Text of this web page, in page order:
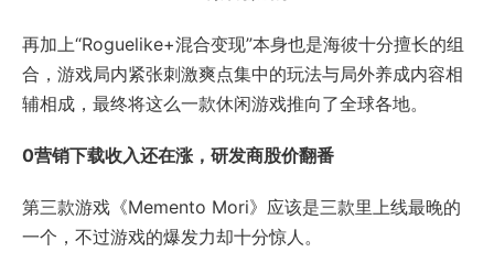
再加上“Roguelike+混合变现”本身也是海彼十分擅长的组
合，游戏局内紧张刺激爽点集中的玩法与局外养成内容相
辅相成，最终将这么一款休闲游戏推向了全球各地。
0营销下载收入还在涨，研发商股价翻番
第三款游戏《Memento Mori》应该是三款里上线最晚的
一个，不过游戏的爆发力却十分惊人。